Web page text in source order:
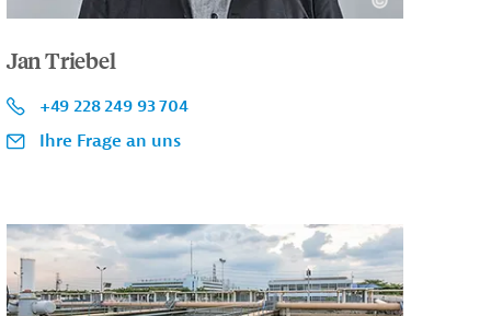
Jan Triebel
+49 228 249 93 704
Ihre Frage an uns